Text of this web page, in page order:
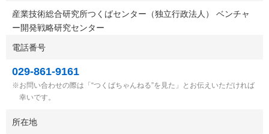
産業技術総合研究所つくばセンター（独立行政法人） ベンチャ
ー開発戦略研究センター
電話番号
029-861-9161
お問い合わせの際は「“つくばちゃんねる”を見た」とお伝えいただければ
幸いです。
所在地